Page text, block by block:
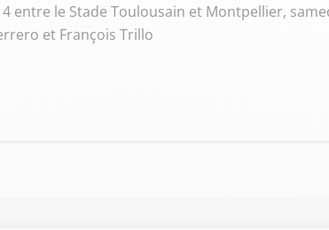
entre le Stade Toulousain et Montpellier,
et François Trillo